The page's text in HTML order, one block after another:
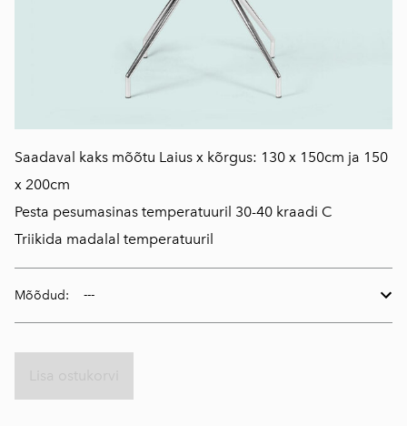
Saadaval kaks mõõtu Laius x kõrgus: 130 x 150cm ja 150
x 200cm
Pesta pesumasinas temperatuuril 30-40 kraadi C
Triikida madalal temperatuuril
Mõõdud: